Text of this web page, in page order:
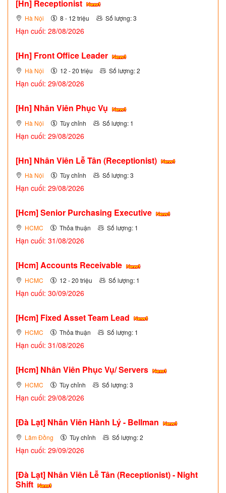
[Hn] Receptionist
Hà Nội 8 - 12 triệu Số lượng: 3
Hạn cuối: 28/08/2026
[Hn] Front Office Leader
Hà Nội 12 - 20 triệu Số lượng: 2
Hạn cuối: 29/08/2026
[Hn] Nhân Viên Phục Vụ
Hà Nội Tùy chỉnh Số lượng: 1
Hạn cuối: 29/08/2026
[Hn] Nhân Viên Lễ Tân (Receptionist)
Hà Nội Tùy chỉnh Số lượng: 3
Hạn cuối: 29/08/2026
[Hcm] Senior Purchasing Executive
HCMC Thỏa thuận Số lượng: 1
Hạn cuối: 31/08/2026
[Hcm] Accounts Receivable
HCMC 12 - 20 triệu Số lượng: 1
Hạn cuối: 30/09/2026
[Hcm] Fixed Asset Team Lead
HCMC Thỏa thuận Số lượng: 1
Hạn cuối: 31/08/2026
[Hcm] Nhân Viên Phục Vụ/ Servers
HCMC Tùy chỉnh Số lượng: 3
Hạn cuối: 29/08/2026
[Đà Lạt] Nhân Viên Hành Lý - Bellman
Lâm Đồng Tùy chỉnh Số lượng: 2
Hạn cuối: 29/09/2026
[Đà Lạt] Nhân Viên Lễ Tân (Receptionist) - Night
Shift